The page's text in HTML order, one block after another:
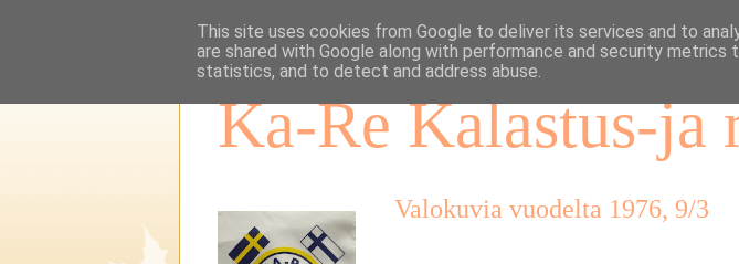
Ka-Re Kalastus-ja
Valokuvia vuodelta 1976, 9/3
This site uses cookies from Google to deliver its services and to
are shared with Google along with performance and security metrics
statistics, and to detect and address abuse.